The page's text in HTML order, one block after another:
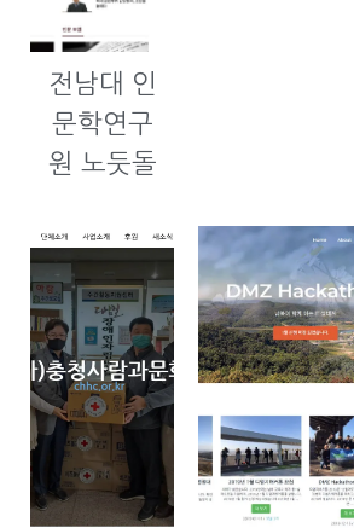
전남대 인
문학연구
원 노둣돌